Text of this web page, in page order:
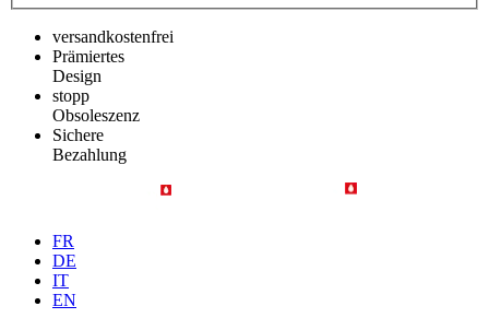
versandkostenfrei
Prämiertes
Design
stopp
Obsoleszenz
Sichere
Bezahlung
FR
DE
IT
EN